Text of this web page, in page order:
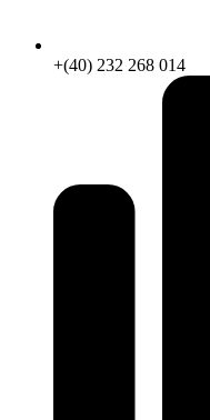
+(40) 232 268 014